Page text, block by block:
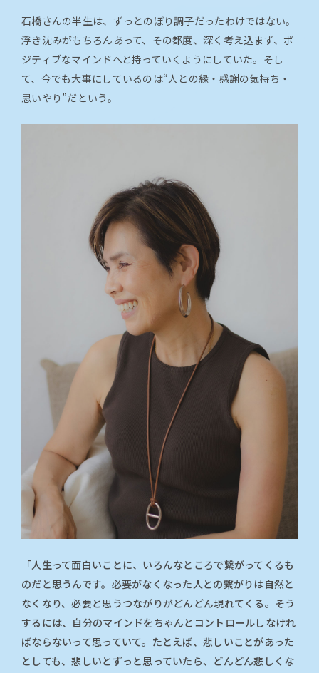
石橋さんの半生は、ずっとのぼり調子だったわけではない。
浮き沈みがもちろんあって、その都度、深く考え込まず、ポ
ジティブなマインドへと持っていくようにしていた。そし
て、今でも大事にしているのは“人との縁・感謝の気持ち・
思いやり”だという。
「人生って面白いことに、いろんなところで繋がってくるも
のだと思うんです。必要がなくなった人との繋がりは自然と
なくなり、必要と思うつながりがどんどん現れてくる。そう
するには、自分のマインドをちゃんとコントロールしなけれ
ばならないって思っていて。たとえば、悲しいことがあった
としても、悲しいとずっと思っていたら、どんどん悲しくな